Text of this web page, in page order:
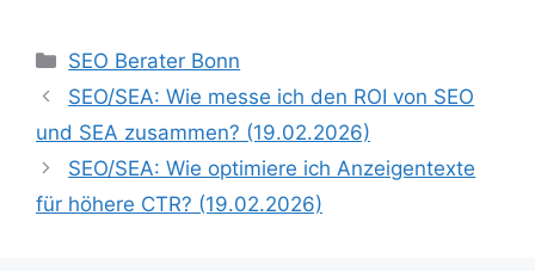
Kategorien
SEO Berater Bonn
SEO/SEA: Wie messe ich den ROI von SEO
und SEA zusammen? (19.02.2026)
SEO/SEA: Wie optimiere ich Anzeigentexte
für höhere CTR? (19.02.2026)